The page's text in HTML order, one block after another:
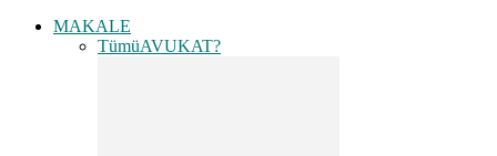
MAKALE
TümüAVUKAT?